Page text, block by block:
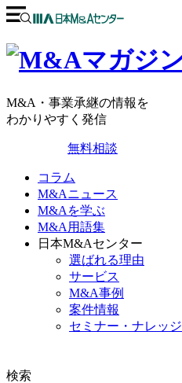
M&A・事業承継の情報を
わかりやすく発信
無料相談
コラム
M&Aニュース
M&Aを学ぶ
M&A用語集
日本M&Aセンター
選ばれる理由
サービス
M&A事例
案件情報
セミナー・ナレッジ
検索